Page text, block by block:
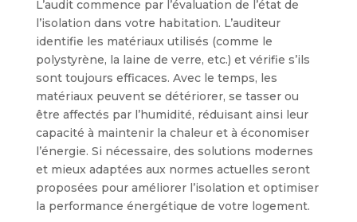
L’audit commence par l’évaluation de l’état de
l’isolation dans votre habitation. L’auditeur
identifie les matériaux utilisés (comme le
polystyrène, la laine de verre, etc.) et vérifie s’ils
sont toujours efficaces. Avec le temps, les
matériaux peuvent se détériorer, se tasser ou
être affectés par l’humidité, réduisant ainsi leur
capacité à maintenir la chaleur et à économiser
l’énergie. Si nécessaire, des solutions modernes
et mieux adaptées aux normes actuelles seront
proposées pour améliorer l’isolation et optimiser
la performance énergétique de votre logement.